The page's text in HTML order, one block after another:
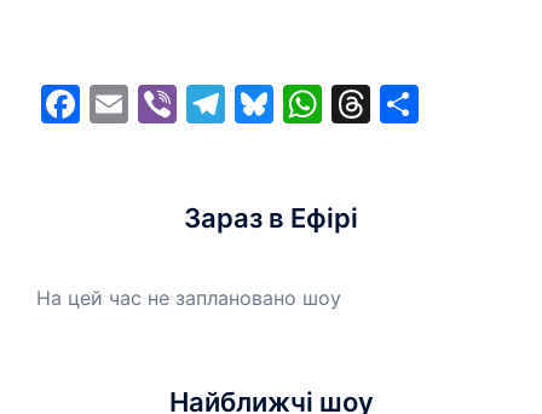
Facebook
EmailViberTelegram
Bluesky
WhatsApp
Threads
Зараз в Ефірі
На цей час не заплановано шоу
Найближчі шоу